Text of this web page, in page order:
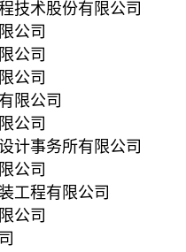
技术股份有限公司
公司
公司
公司
限公司
公司
计事务所有限公司
公司
工程有限公司
公司